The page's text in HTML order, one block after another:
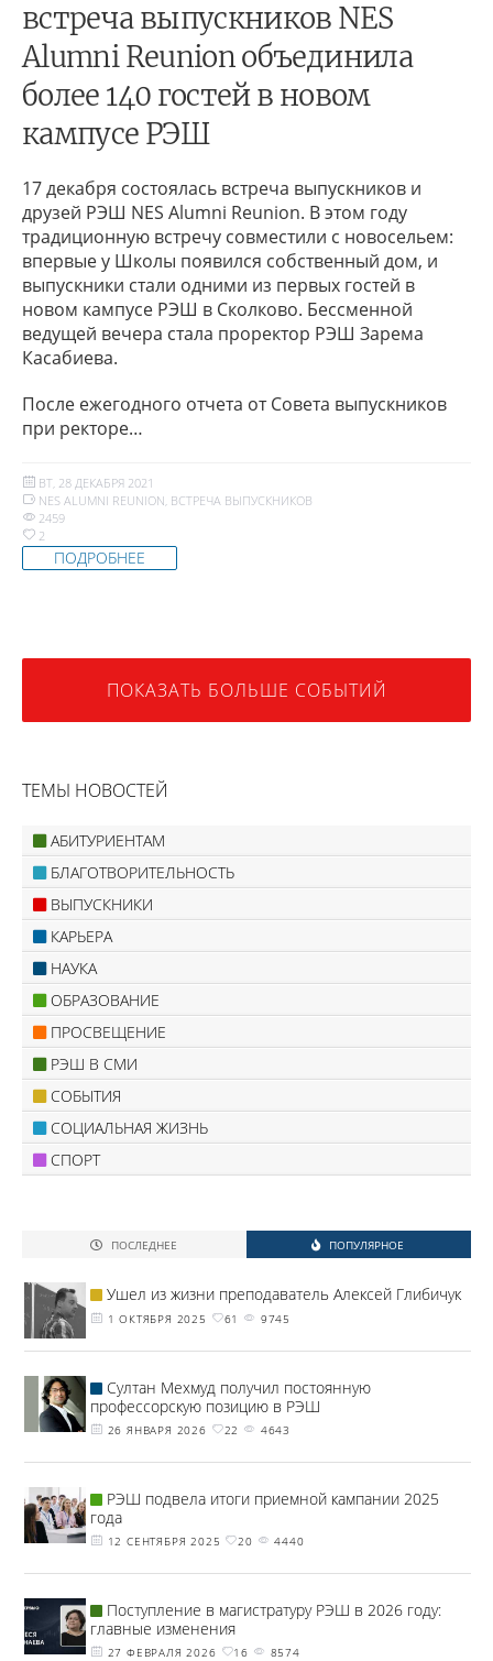
встреча выпускников NES
Alumni Reunion объединила
более 140 гостей в новом
кампусе РЭШ
17 декабря состоялась встреча выпускников и
друзей РЭШ NES Alumni Reunion. В этом году
традиционную встречу совместили с новосельем:
впервые у Школы появился собственный дом, и
выпускники стали одними из первых гостей в
новом кампусе РЭШ в Сколково. Бессменной
ведущей вечера стала проректор РЭШ Зарема
Касабиева.
После ежегодного отчета от Совета выпускников
при ректоре…
ВТ, 28 ДЕКАБРЯ 2021
NES ALUMNI REUNION ВСТРЕЧА ВЫПУСКНИКОВ
2459
2
ПОДРОБНЕЕ
ПОКАЗАТЬ БОЛЬШЕ СОБЫТИЙ
ТЕМЫ НОВОСТЕЙ
АБИТУРИЕНТАМ
БЛАГОТВОРИТЕЛЬНОСТЬ
ВЫПУСКНИКИ
КАРЬЕРА
НАУКА
ОБРАЗОВАНИЕ
ПРОСВЕЩЕНИЕ
РЭШ В СМИ
СОБЫТИЯ
СОЦИАЛЬНАЯ ЖИЗНЬ
СПОРТ
ПОСЛЕДНЕЕ ПОПУЛЯРНОЕ
Ушел из жизни преподаватель Алексей Глибичук
1 ОКТЯБРЯ 2025 61 9745
Султан Мехмуд получил постоянную
профессорскую позицию в РЭШ
26 ЯНВАРЯ 2026 22 4643
РЭШ подвела итоги приемной кампании 2025
года
12 СЕНТЯБРЯ 2025 20 4440
Поступление в магистратуру РЭШ в 2026 году:
главные изменения
27 ФЕВРАЛЯ 2026 16 8574